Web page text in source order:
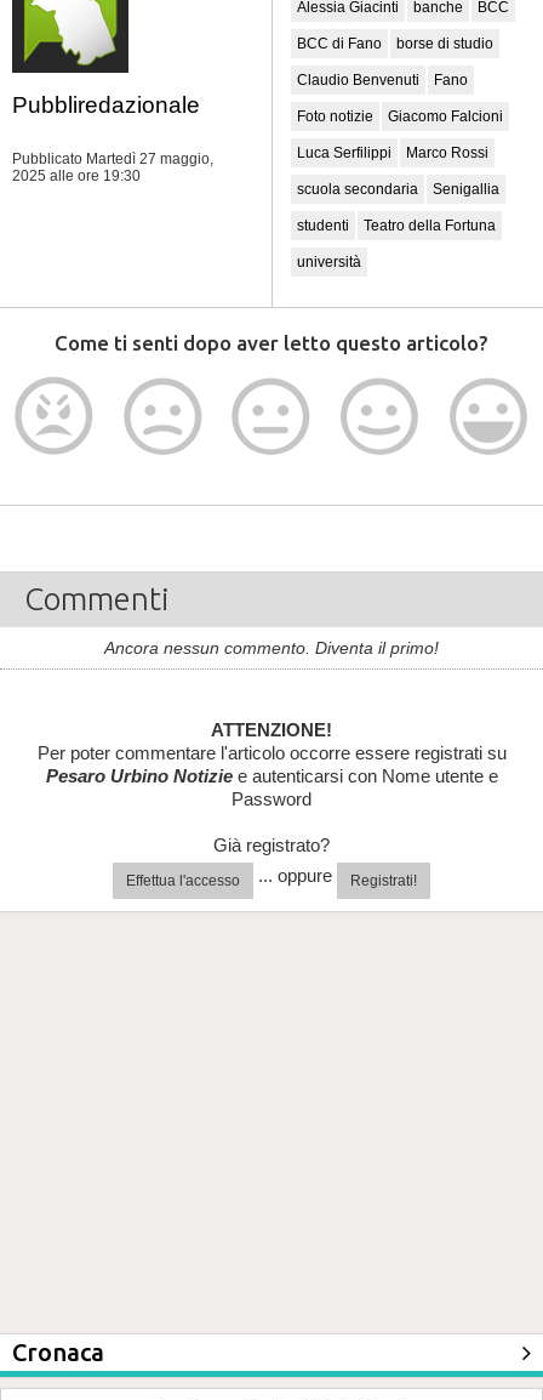
Pubbliredazionale
Pubblicato Martedì 27 maggio,
2025 alle ore 19:30
Alessia Giacinti banche BCC
BCC di Fano borse di studio
Claudio Benvenuti Fano
Foto notizie Giacomo Falcioni
Luca Serfilippi Marco Rossi
scuola secondaria Senigallia
studenti Teatro della Fortuna
università
Come ti senti dopo aver letto questo articolo?
Commenti
Ancora nessun commento. Diventa il primo!
ATTENZIONE!
Per poter commentare l'articolo occorre essere registrati su
Pesaro Urbino Notiziee autenticarsi con Nome utente e
Password
Già registrato?
Effettua l'accesso ... oppure Registrati!
Cronaca